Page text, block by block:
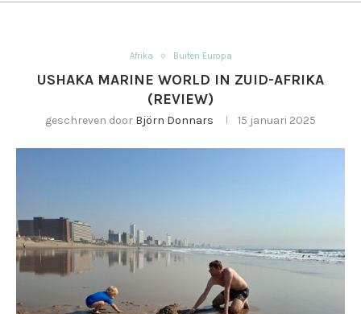
Afrika Buiten Europa
USHAKA MARINE WORLD IN ZUID-AFRIKA
(REVIEW)
geschreven door Björn Donnars 15 januari 2025